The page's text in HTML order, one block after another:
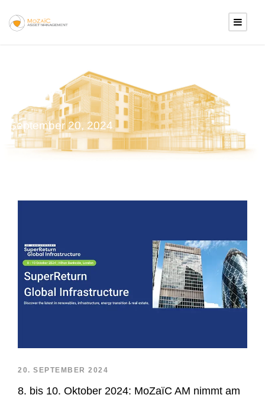
DAY
September 20, 2024
20. SEPTEMBER 2024
8. bis 10. Oktober 2024: MoZaïC AM nimmt am